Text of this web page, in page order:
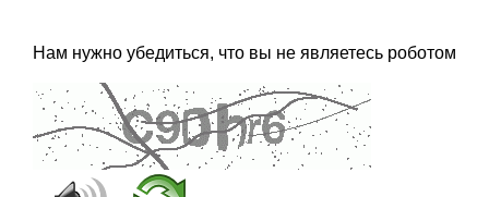
Нам нужно убедиться, что вы не являетесь роботом